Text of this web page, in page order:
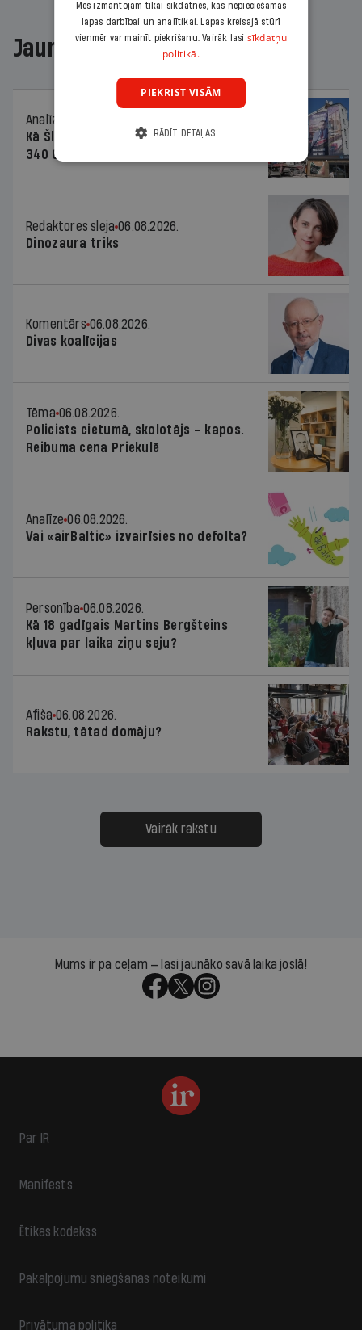
Jaunākajā žurnālā
Analīze
Kā Šlesera partija palika nesodīta par
340 000 vērtu reklāmas kampaņu
Redaktores sleja 06.08.2026.
Dinozaura triks
Komentārs 06.08.2026.
Divas koalīcijas
Tēma 06.08.2026.
Policists cietumā, skolotājs – kapos.
Reibuma cena Priekulē
Analīze 06.08.2026.
Vai «airBaltic» izvairīsies no defolta?
Personība 06.08.2026.
Kā 18 gadīgais Martins Bergšteins
kļuva par laika ziņu seju?
Afiša 06.08.2026.
Rakstu, tātad domāju?
Vairāk rakstu
Mums ir pa ceļam — lasi jaunāko savā laika joslā!
Par IR
Manifests
Ētikas kodekss
Pakalpojumu sniegšanas noteikumi
Privātuma politika
Mēs izmantojam tikai sīkdatnes, kas nepieciešamas
lapas darbībai un analītikai. Lapas kreisajā stūrī
vienmēr var mainīt piekrišanu. Vairāk lasi sīkdatņu
politikā.
PIEKRIST VISĀM
RĀDĪT DETAĻAS